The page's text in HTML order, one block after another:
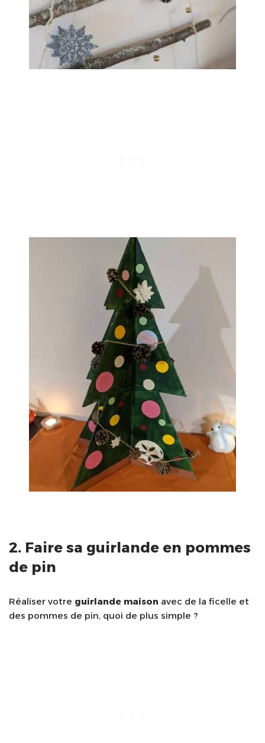
2. Faire sa guirlande en pommes
de pin
Réaliser votre guirlande maison avec de la ficelle et
des pommes de pin, quoi de plus simple ?